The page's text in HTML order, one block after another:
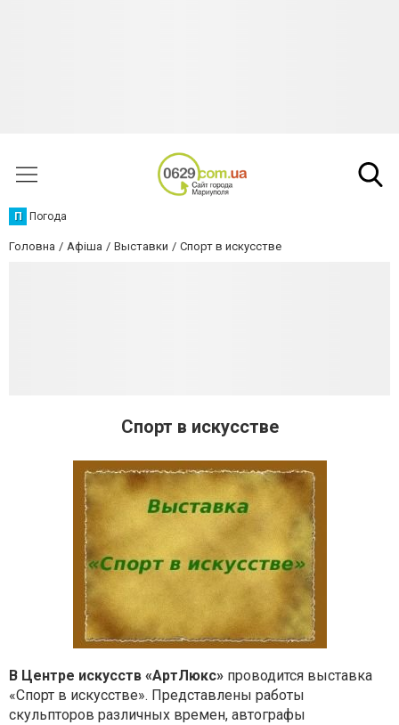
П Погода
Головна Афіша Выставки Спорт в искусстве
Спорт в искусстве
В Центре искусств «АртЛюкс» проводится выставка
«Спорт в искусстве». Представлены работы
скульпторов различных времен, автографы